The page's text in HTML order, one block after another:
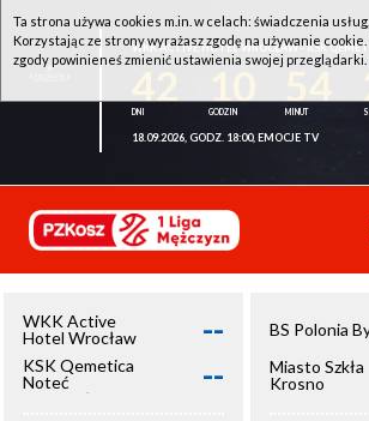
WKK ACTIVE HOTEL WROCŁAW - KSK
18.09.2026, GODZ. 18:00, EMOCJE TV
WKK Active
Hotel Wrocław
--
KSK Qemetica
Noteć
Inowrocław
--
BS Polonia
Miasto Szkła
Krosno
Ta strona używa cookies m.in. w celach: świadczenia
Korzystając ze strony wyrażasz zgodę na używanie
zgody powinieneś zmienić ustawienia swojej przeglądarki.